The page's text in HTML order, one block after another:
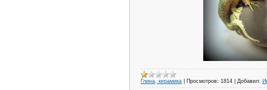
Глина, керамика Просмотров: 1814 Добавил: